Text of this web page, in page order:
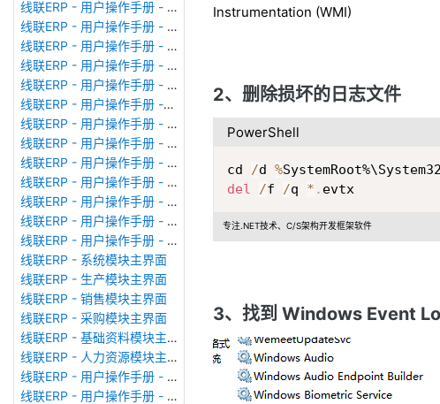
线联ERP - 用户操作手册 - 公司资料设置
线联ERP - 用户操作手册 - 系统参数设置
线联ERP - 用户操作手册 - 单据类型
线联ERP - 用户操作手册 - 号码规则
线联ERP - 用户操作手册 - 功能菜单
线联ERP - 用户操作手册 -分配临时角色
线联ERP - 用户操作手册 - 组织架构
线联ERP - 用户操作手册 - 用户管理
线联ERP - 用户操作手册 - 角色/岗位管理
线联ERP - 用户操作手册 - 暂估入库明细表
线联ERP - 用户操作手册 - 物料收发明细表
线联ERP - 用户操作手册 - 即时库存余额表
线联ERP - 用户操作手册 - 库存账龄分析表
线联ERP - 系统模块主界面
线联ERP - 生产模块主界面
线联ERP - 销售模块主界面
线联ERP - 采购模块主界面
线联ERP - 基础资料模块主界面
线联ERP - 人力资源模块主界面
线联ERP - 用户操作手册 - 个人考勤报表（横向）
线联ERP - 用户操作手册 - 部门考勤报表
Instrumentation (WMI)
2、删除损坏的日志文件
PowerShell
cd /d %
del
/f /q * . evtx
专注.NET技术、C/S架构开发框架软件
3、找到 Windows Event